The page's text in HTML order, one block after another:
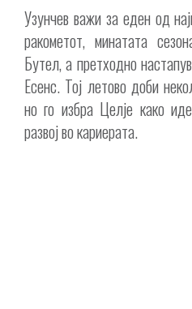
Узунчев важи за еден од
ракометот, минатата
Бутел, а претходно
Есенс. Тој летово доби
но го избра Целје како
развој во кариерата.